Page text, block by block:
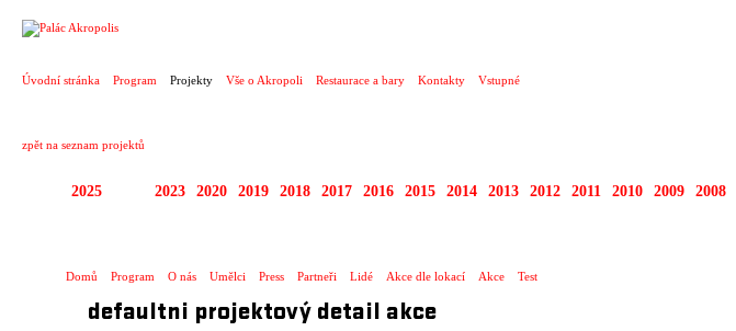
Úvodní stránka Program Projekty Vše o Akropoli Restaurace a bary Kontakty Vstupné
zpět na seznam projektů
2025 2023 2020 2019 2018 2017 2016 2015 2014 2013 2012 2011 2010 2009 2008
Domů Program O nás Umělci Press Partneři Lidé Akce dle lokací Akce Test
defaultni projektový detail akce